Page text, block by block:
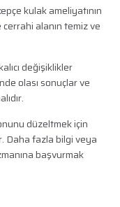
kulak ameliyatının
alanın temiz ve
değişiklikler
olası sonuçlar ve
düzeltmek için
Daha fazla bilgi veya
başvurmak